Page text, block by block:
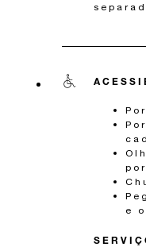
e